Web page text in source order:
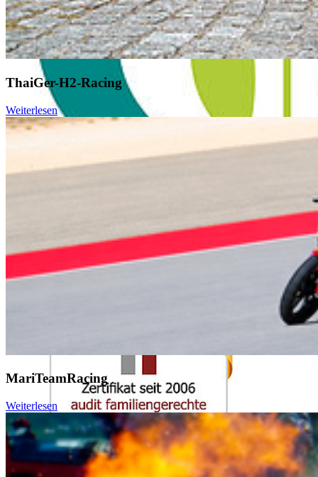
ThaiGer-H2-Racing
Weiterlesen
MariTeamRacing
Weiterlesen